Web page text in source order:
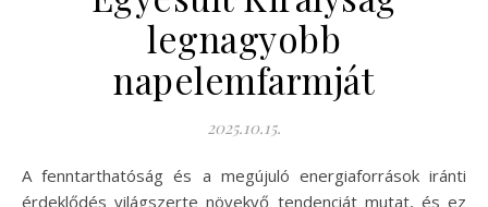
legnagyobb
napelemfarmját
2025.10.15.
A fenntarthatóság és a megújuló energiaforrások iránti
érdeklődés világszerte növekvő tendenciát mutat, és ez